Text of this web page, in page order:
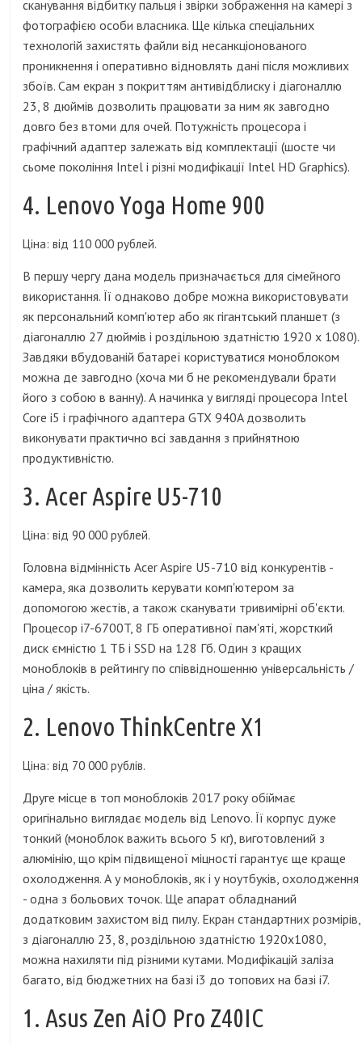
сканування відбитку пальця і ​​звірки зображення на камері з
фотографією особи власника. Ще кілька спеціальних
технологій захистять файли від несанкціонованого
проникнення і оперативно відновлять дані після можливих
збоїв. Сам екран з покриттям антивідблиску і діагоналлю
23, 8 дюймів дозволить працювати за ним як завгодно
довго без втоми для очей. Потужність процесора і
графічний адаптер залежать від комплектації (шосте чи
сьоме покоління Intel і різні модифікації Intel HD Graphics).
4. Lenovo Yoga Home 900
Ціна: від 110 000 рублей.
В першу чергу дана модель призначається для сімейного
використання. Її однаково добре можна використовувати
як персональний комп'ютер або як гігантський планшет (з
діагоналлю 27 дюймів і роздільною здатністю 1920 х 1080).
Завдяки вбудованій батареї користуватися моноблоком
можна де завгодно (хоча ми б не рекомендували брати
його з собою в ванну). А начинка у вигляді процесора Intel
Core i5 і графічного адаптера GTX 940A дозволить
виконувати практично всі завдання з прийнятною
продуктивністю.
3. Acer Aspire U5-710
Ціна: від 90 000 рублей.
Головна відмінність Acer Aspire U5-710 від конкурентів -
камера, яка дозволить керувати комп'ютером за
допомогою жестів, а також сканувати тривимірні об'єкти.
Процесор i7-6700T, 8 ГБ оперативної пам'яті, жорсткий
диск ємністю 1 ТБ і SSD на 128 Гб. Один з кращих
моноблоків в рейтингу по співвідношенню універсальність /
ціна / якість.
2. Lenovo ThinkCentre X1
Ціна: від 70 000 рублів.
Друге місце в топ моноблоків 2017 року обіймає
оригінально виглядає модель від Lenovo. Її корпус дуже
тонкий (моноблок важить всього 5 кг), виготовлений з
алюмінію, що крім підвищеної міцності гарантує ще краще
охолодження. А у моноблоків, як і у ноутбуків, охолодження
- одна з больових точок. Ще апарат обладнаний
додатковим захистом від пилу. Екран стандартних розмірів,
з діагоналлю 23, 8, роздільною здатністю 1920х1080,
можна нахиляти під різними кутами. Модифікацій заліза
багато, від бюджетних на базі i3 до топових на базі i7.
1. Asus Zen AiO Pro Z40IC